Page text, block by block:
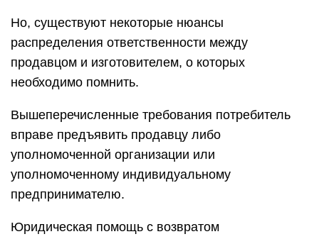
Но, существуют некоторые нюансы
распределения ответственности между
продавцом и изготовителем, о которых
необходимо помнить.
Вышеперечисленные требования потребитель
вправе предъявить продавцу либо
уполномоченной организации или
уполномоченному индивидуальному
предпринимателю.
Юридическая помощь с возвратом